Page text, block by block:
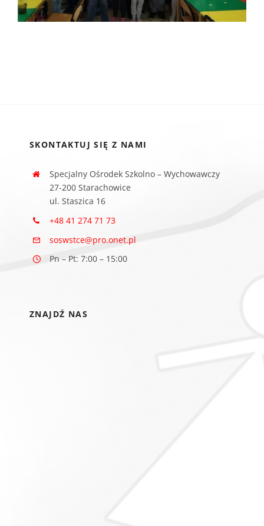
SKONTAKTUJ SIĘ Z NAMI
Specjalny Ośrodek Szkolno – Wychowawczy
27-200 Starachowice
ul. Staszica 16
+48 41 274 71 73
soswstce@pro.onet.pl
Pn – Pt: 7:00 – 15:00
ZNAJDŹ NAS